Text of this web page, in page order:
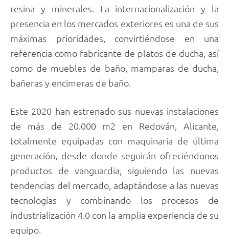
resina y minerales. La internacionalización y la
presencia en los mercados exteriores es una de sus
máximas prioridades, convirtiéndose en una
referencia como fabricante de platos de ducha, así
como de muebles de baño, mamparas de ducha,
bañeras y encimeras de baño.
Este 2020 han estrenado sus nuevas instalaciones
de más de 20.000 m2 en Redován, Alicante,
totalmente equipadas con maquinaria de última
generación, desde donde seguirán ofreciéndonos
productos de vanguardia, siguiendo las nuevas
tendencias del mercado, adaptándose a las nuevas
tecnologías y combinando los procesos de
industrialización 4.0 con la amplia experiencia de su
equipo.